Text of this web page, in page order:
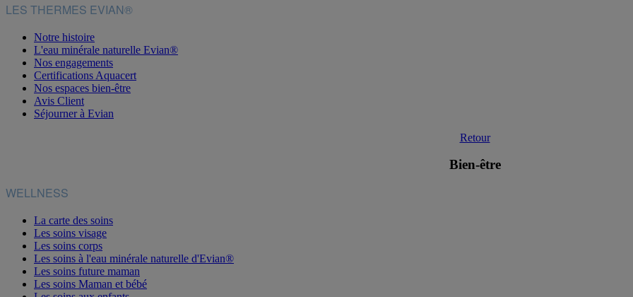
LES THERMES EVIAN®
Notre histoire
L'eau minérale naturelle Evian®
Nos engagements
Certifications Aquacert
Nos espaces bien-être
Avis Client
Séjourner à Evian
Retour
Bien-être
WELLNESS
La carte des soins
Les soins visage
Les soins corps
Les soins à l'eau minérale naturelle d'Evian®
Les soins future maman
Les soins Maman et bébé